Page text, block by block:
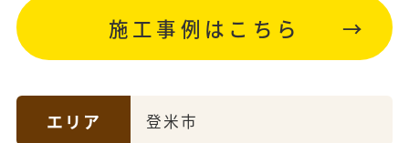
施工事例はこちら
エリア 登米市